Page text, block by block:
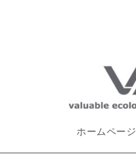
ホームページ